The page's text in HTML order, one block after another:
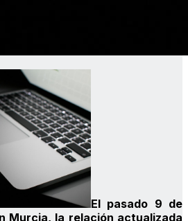
El pasado 9 de
Murcia, la relación actualizada